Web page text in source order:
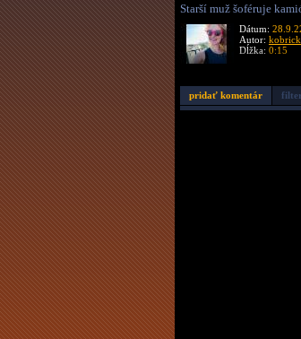
Starší muž šoféruje
Dátum:
Autor: kobrick
Dĺžka: 0:15
pridať komentár